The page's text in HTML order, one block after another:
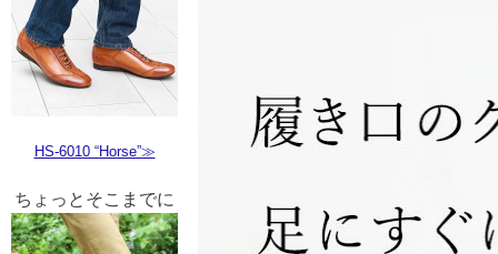
HS-6010 “Horse”≫
ちょっとそこまでに